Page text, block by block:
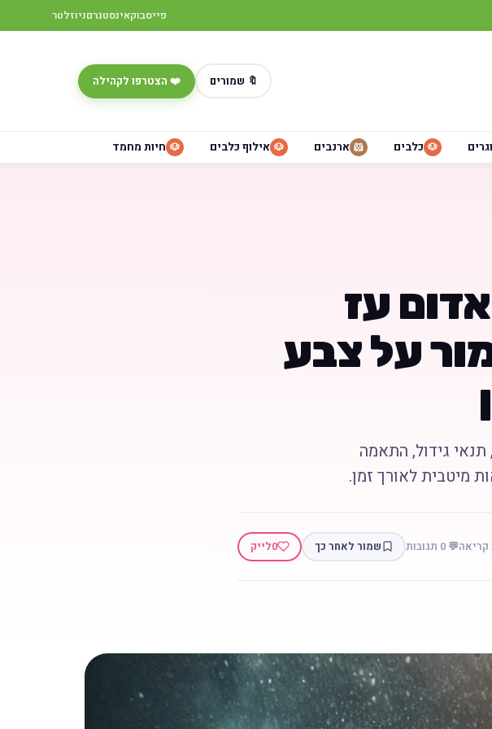
פייסבוקאינסטגרםניוזלטר
🔖 שמורים ❤️ הצטרפו לקהילה
🐶 כלבים 🐹 ארנבים 🐶 אילוף כלבים 🐶 חיות מחמד
עז
על צבע
גידול, התאמה
מיטבית לאורך זמן.
💬 0 תגובות שמור לאחר כך 0לייק